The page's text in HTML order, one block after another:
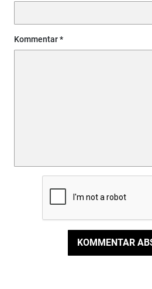
Kommentar
KOMMENTAR